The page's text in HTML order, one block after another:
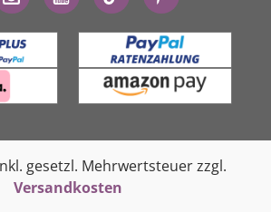
gesetzl. Mehrwertsteuer zzgl.
Versandkosten